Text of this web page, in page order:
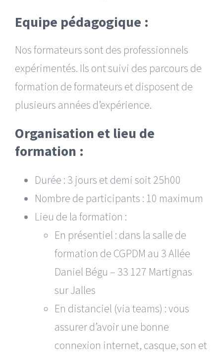
Equipe pédagogique :
Nos formateurs sont des professionnels
expérimentés. Ils ont suivi des parcours de
formation de formateurs et disposent de
plusieurs années d’expérience.
Organisation et lieu de
formation :
Durée : 3 jours et demi soit 25h00
Nombre de participants : 10 maximum
Lieu de la formation :
En présentiel : dans la salle de
formation de CGPDM au 3 Allée
Daniel Bégu – 33 127 Martignas
sur Jalles
En distanciel (via teams) : vous
assurer d’avoir une bonne
connexion internet, casque, son et